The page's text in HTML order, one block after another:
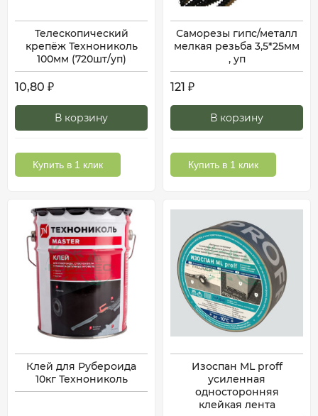
Телескопический
крепёж Технониколь
100мм (720шт/уп)
10,80 ₽
В корзину
Купить в 1 клик
Саморезы гипс/металл
мелкая резьба 3,5*25мм
, уп
121 ₽
В корзину
Купить в 1 клик
Клей для Рубероида
10кг Технониколь
Изоспан ML proff
усиленная
односторонняя
клейкая лента